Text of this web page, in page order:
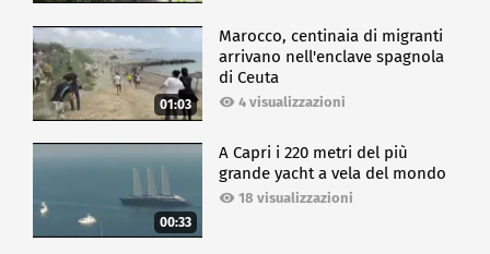
01:03
Marocco, centinaia di migranti
arrivano nell'enclave spagnola
di Ceuta
4 visualizzazioni
00:33
A Capri i 220 metri del più
grande yacht a vela del mondo
18 visualizzazioni